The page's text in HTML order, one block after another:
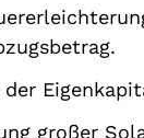
der
großer